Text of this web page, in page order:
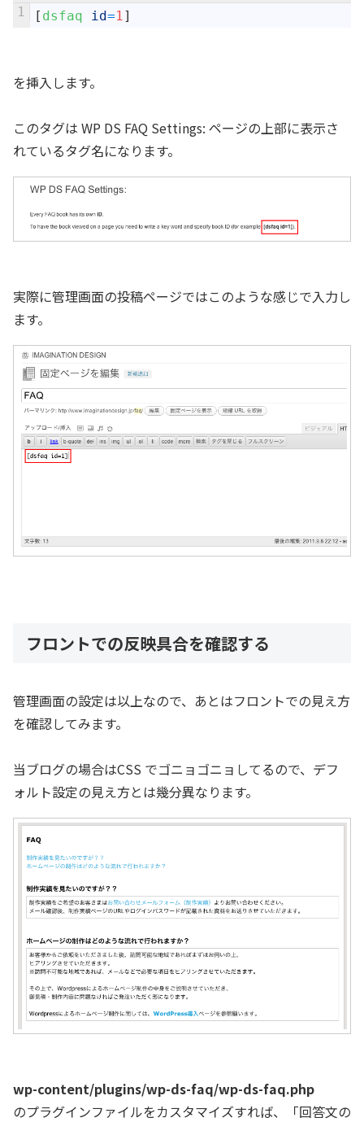
1 [ dsfaq id=1]
を挿入します。
このタグは WP DS FAQ Settings: ページの上部に表示さ
れているタグ名になります。
実際に管理画面の投稿ページではこのような感じで入力し
ます。
フロントでの反映具合を確認する
管理画面の設定は以上なので、あとはフロントでの見え方
を確認してみます。
当ブログの場合はCSS でゴニョゴニョしてるので、デフ
ォルト設定の見え方とは幾分異なります。
wp-content/plugins/wp-ds-faq/wp-ds-faq.php
のプラグインファイルをカスタマイズすれば、「回答文の